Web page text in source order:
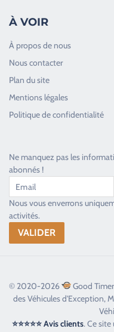
À VOIR
À propos de nous
Nous contacter
Plan du site
Mentions légales
Politique de confidentialité
Ne manquez pas les
abonnés !
Nous vous enverrons
activités.
© 2020-2026 Good
des Véhicules d'Exception,
⭐⭐⭐⭐⭐ Avis clients. Ce
Toujours heureux